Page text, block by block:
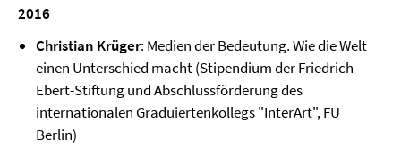
2016
Christian Krüger: Medien der Bedeutung. Wie die Welt
einen Unterschied macht (Stipendium der Friedrich-
Ebert-Stiftung und Abschlussförderung des
internationalen Graduiertenkollegs "InterArt", FU
Berlin)